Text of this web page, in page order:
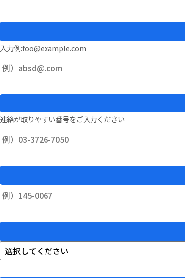
入力例:foo@example.com
連絡が取りやすい番号をご入力ください